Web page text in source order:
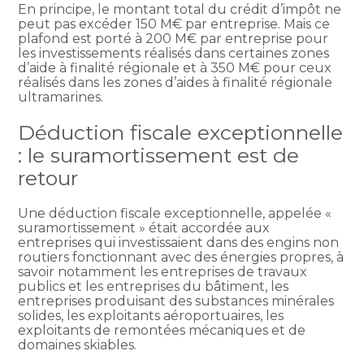
En principe, le montant total du crédit d’impôt ne
peut pas excéder 150 M€ par entreprise. Mais ce
plafond est porté à 200 M€ par entreprise pour
les investissements réalisés dans certaines zones
d’aide à finalité régionale et à 350 M€ pour ceux
réalisés dans les zones d’aides à finalité régionale
ultramarines.
Déduction fiscale exceptionnelle
: le suramortissement est de
retour
Une déduction fiscale exceptionnelle, appelée «
suramortissement » était accordée aux
entreprises qui investissaient dans des engins non
routiers fonctionnant avec des énergies propres, à
savoir notamment les entreprises de travaux
publics et les entreprises du bâtiment, les
entreprises produisant des substances minérales
solides, les exploitants aéroportuaires, les
exploitants de remontées mécaniques et de
domaines skiables.